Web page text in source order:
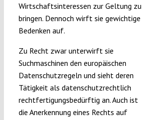
Wirtschaftsinteressen zur Geltung zu
bringen. Dennoch wirft sie gewichtige
Bedenken auf.
Zu Recht zwar unterwirft sie
Suchmaschinen den europäischen
Datenschutzregeln und sieht deren
Tätigkeit als datenschutzrechtlich
rechtfertigungsbedürftig an. Auch ist
die Anerkennung eines Rechts auf